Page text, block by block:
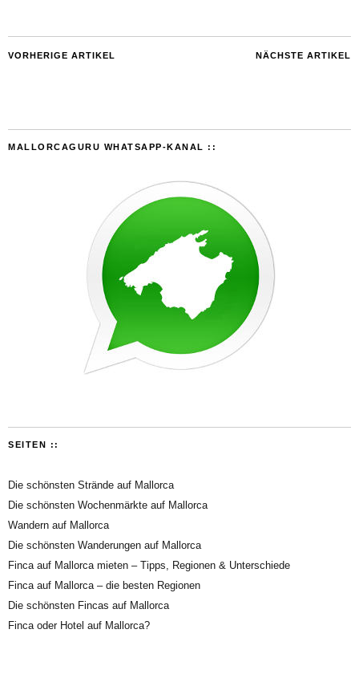
VORHERIGE ARTIKEL NÄCHSTE ARTIKEL
MALLORCAGURU WHATSAPP-KANAL ::
SEITEN ::
Die schönsten Strände auf Mallorca
Die schönsten Wochenmärkte auf Mallorca
Wandern auf Mallorca
Die schönsten Wanderungen auf Mallorca
Finca auf Mallorca mieten – Tipps, Regionen & Unterschiede
Finca auf Mallorca – die besten Regionen
Die schönsten Fincas auf Mallorca
Finca oder Hotel auf Mallorca?